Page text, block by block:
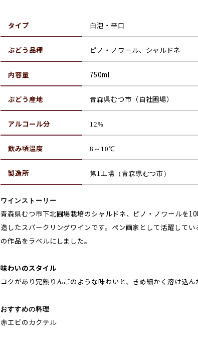
タイプ 白泡・辛口
ぶどう品種 ピノ・ノワール、シャルドネ
内容量 750ml
ぶどう産地 青森県むつ市（自社圃場）
アルコール分 12%
飲み頃温度 8～10℃
製造所 第1工場（青森県むつ市）
ワインストーリー
青森県むつ市下北圃場栽培のシャルドネ、ピノ・ノワールを
造したスパークリングワインです。ペン画家として活躍して
の作品をラベルにしました。
味わいのスタイル
コクがあり完熟りんごのような味わいと、きめ細かく溶け込ん
おすすめの料理
赤エビのカクテル